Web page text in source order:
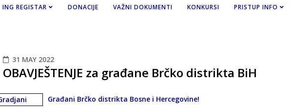
ING REGISTAR DONACIJE VAŽNI DOKUMENTI KONKURSI PRISTUP INFO
31 MAY 2022
OBAVJEŠTENJE za građane Brčko distrikta BiH
Građani Brčko distrikta Bosne i Hercegovine!